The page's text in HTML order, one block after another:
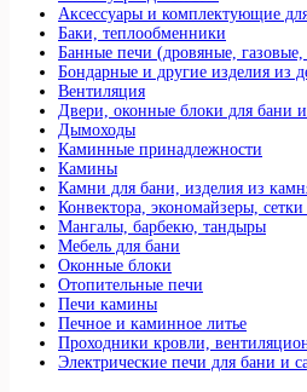
Аксессуары и комплектующие
Баки, теплообменники
Банные печи (дровяные, газовые,
Бондарные и другие изделия из
Вентиляция
Двери, оконные блоки для бани
Дымоходы
Каминные принадлежности
Камины
Камни для бани, изделия из
Конвектора, экономайзеры, сетки
Мангалы, барбекю, тандыры
Мебель для бани
Оконные блоки
Отопительные печи
Печи камины
Печное и каминное литье
Проходники кровли,
Электрические печи для бани и